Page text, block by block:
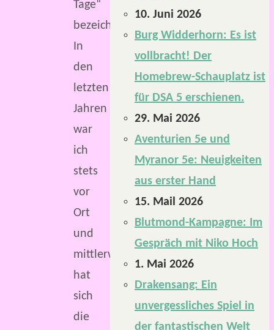
Tage“
bezeichnet.
In
den
letzten
Jahren
war
ich
stets
vor
Ort
und
mittlerweile
hat
sich
die
10. Juni 2026
Burg Widderhorn: Es ist
vollbracht! Der
Homebrew-Schauplatz ist
für DSA 5 erschienen.
29. Mai 2026
Aventurien 5e und
Myranor 5e: Neuigkeiten
aus erster Hand
15. Mail 2026
Blutmond-Kampagne: Im
Gespräch mit Niko Hoch
1. Mai 2026
Drakensang: Ein
unvergessliches Spiel in
der fantastischen Welt